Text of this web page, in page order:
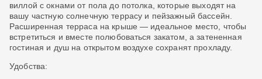
виллой с окнами от пола до потолка, которые выходят на
вашу частную солнечную террасу и пейзажный бассейн.
Расширенная терраса на крыше — идеальное место, чтобы
встретиться и вместе полюбоваться закатом, а затененная
гостиная и душ на открытом воздухе сохранят прохладу.
Удобства: